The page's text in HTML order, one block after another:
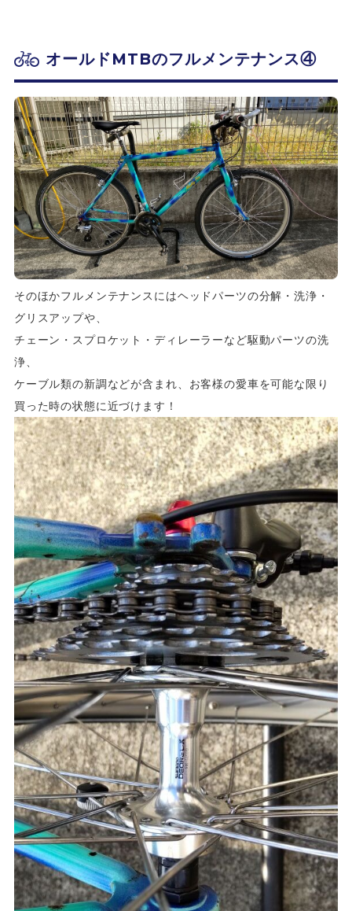
オールドMTBのフルメンテナンス④
そのほかフルメンテナンスにはヘッドパーツの分解・洗浄・
グリスアップや、
チェーン・スプロケット・ディレーラーなど駆動パーツの洗
浄、
ケーブル類の新調などが含まれ、お客様の愛車を可能な限り
買った時の状態に近づけます！